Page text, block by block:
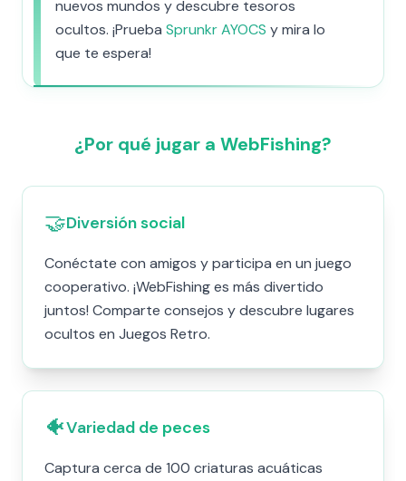
nuevos mundos y descubre tesoros
ocultos. ¡Prueba Sprunkr AYOCS y mira lo
que te espera!
¿Por qué jugar a WebFishing?
🤝Diversión social
Conéctate con amigos y participa en un juego
cooperativo. ¡WebFishing es más divertido
juntos! Comparte consejos y descubre lugares
ocultos en Juegos Retro.
🐠Variedad de peces
Captura cerca de 100 criaturas acuáticas